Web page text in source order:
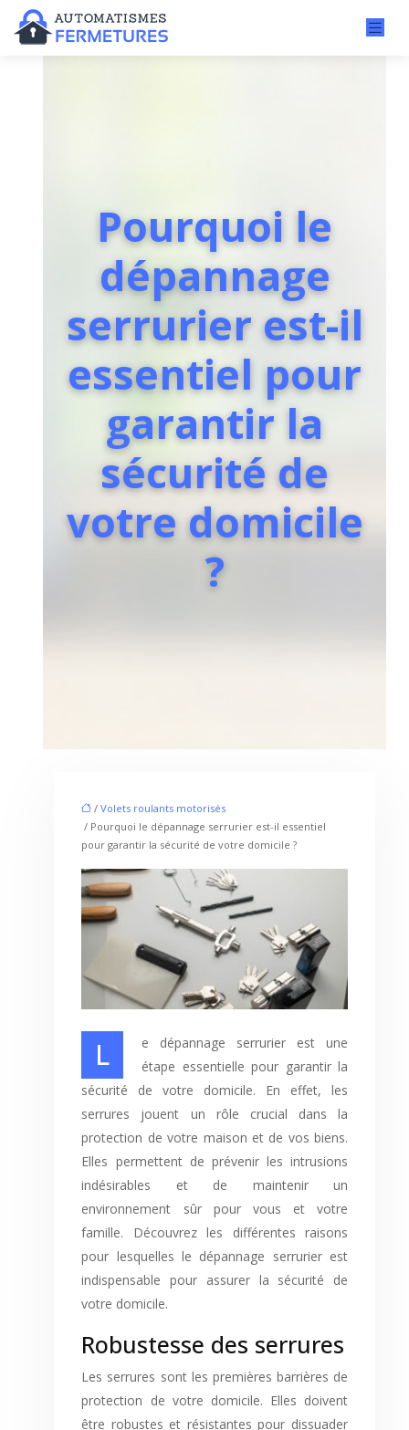
Pourquoi le
dépannage
serrurier est-il
essentiel pour
garantir la
sécurité de
votre domicile
?
/Volets roulants motorisés
/ Pourquoi le dépannage serrurier est-il essentiel
pour garantir la sécurité de votre domicile ?
Le dépannage serrurier est une
étape essentielle pour garantir la
sécurité de votre domicile. En effet, les
serrures jouent un rôle crucial dans la
protection de votre maison et de vos biens.
Elles permettent de prévenir les intrusions
indésirables et de maintenir un
environnement sûr pour vous et votre
famille. Découvrez les différentes raisons
pour lesquelles le dépannage serrurier est
indispensable pour assurer la sécurité de
votre domicile.
Robustesse des serrures
Les serrures sont les premières barrières de
protection de votre domicile. Elles doivent
être robustes et résistantes pour dissuader